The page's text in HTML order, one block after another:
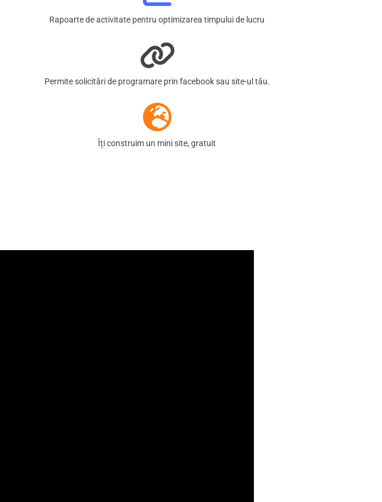
Rapoarte de activitate pentru optimizarea timpului de lucru
Permite solicitări de programare prin facebook sau site-ul tău.
Îți construim un mini site, gratuit